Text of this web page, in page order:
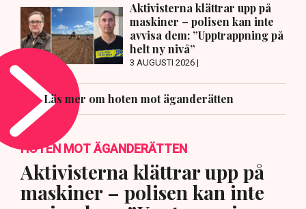
Aktivisterna klättrar upp på
maskiner – polisen kan inte
avvisa dem: ”Upptrappning på
helt ny nivå”
3 AUGUSTI 2026 |
Läs mer om hoten mot äganderätten
HOTEN MOT ÄGANDERÄTTEN
Aktivisterna klättrar upp på
maskiner – polisen kan inte